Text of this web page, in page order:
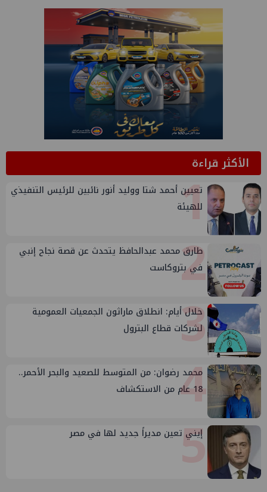
الأكثر قراءة1
تعيين أحمد شتا ووليد أنور نائبين للرئيس التنفيذي
للهيئة
2
طارق محمد عبدالحافظ يتحدث عن قصة نجاح إنبي
في بتروكاست
3
خلال أيام: انطلاق ماراثون الجمعيات العمومية
لشركات قطاع البترول
4
محمد رضوان: من المتوسط للصعيد والبحر الأحمر..
18 عام من الاستكشاف
5
إيني تعين مديراً جديد لها في مصر